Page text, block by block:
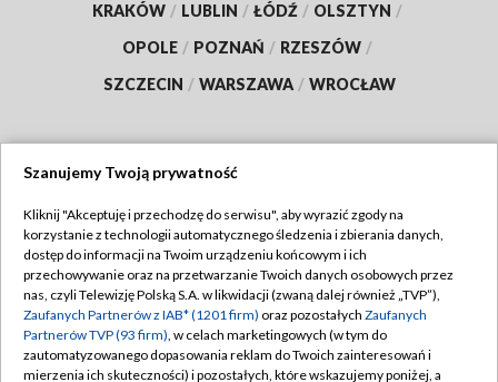
KRAKÓW / LUBLIN / ŁÓDŹ / OLSZTYN /
OPOLE / POZNAŃ / RZESZÓW /
SZCZECIN / WARSZAWA / WROCŁAW
TVP
Abonament TVP
Emisja w TVP
Centrum informacji TVP
Regulamin TVP
Polityka prywatności
Moje zgody
Szanujemy Twoją prywatność
Kliknij "Akceptuję i przechodzę do serwisu", aby wyrazić zgody na
korzystanie z technologii automatycznego śledzenia i zbierania danych,
dostęp do informacji na Twoim urządzeniu końcowym i ich
przechowywanie oraz na przetwarzanie Twoich danych osobowych przez
nas, czyli Telewizję Polską S.A. w likwidacji (zwaną dalej również „TVP”),
Zaufanych Partnerów z IAB* (1201 firm) oraz pozostałych Zaufanych
Partnerów TVP (93 firm), w celach marketingowych (w tym do
zautomatyzowanego dopasowania reklam do Twoich zainteresowań i
mierzenia ich skuteczności) i pozostałych, które wskazujemy poniżej, a